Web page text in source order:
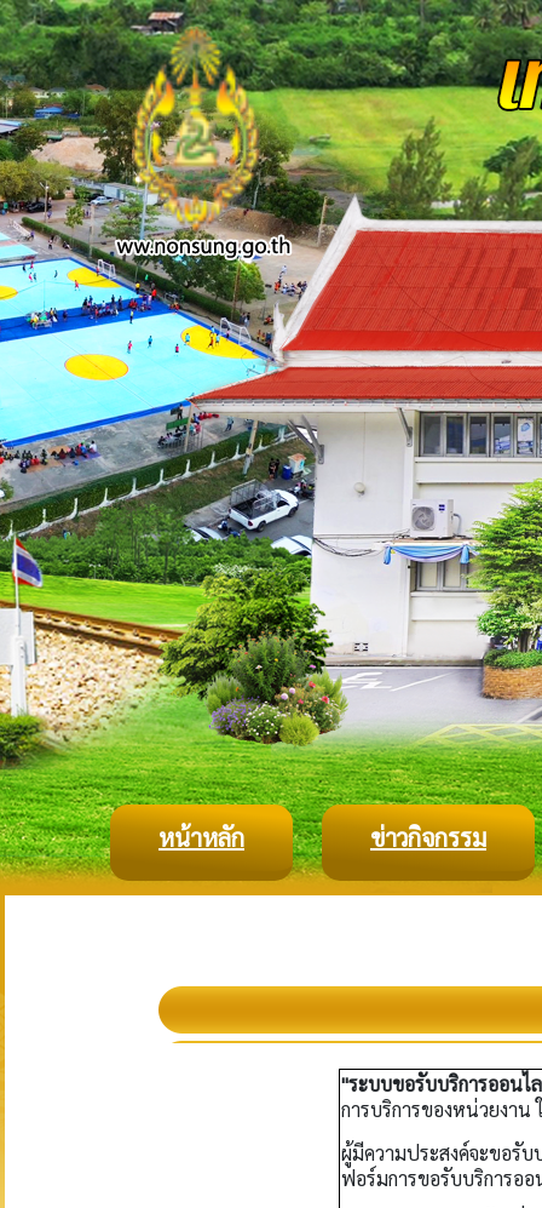
หน้าหลัก ข่าวกิจกรรม
"ระบบขอรับบริการออนไ
การบริการของหน่วยงา
ผู้มีความประสงค์จะขอรับ
ฟอร์มการขอรับบริการอ